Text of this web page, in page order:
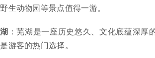
生动物园等景点值得一游。
：芜湖是一座历史悠久、文化底蕴深
游客的热门选择。